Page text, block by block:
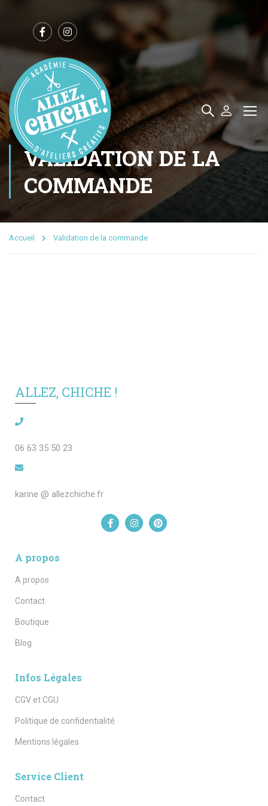
VALIDATION DE LA
COMMANDE
Accueil Validation de la commande
ALLEZ, CHICHE !
06 63 35 50 23
karine @ allezchiche.fr
A propos
A propos
Contact
Boutique
Blog
Infos Légales
CGV et CGU
Politique de confidentialité
Mentions légales
Service Client
Contact